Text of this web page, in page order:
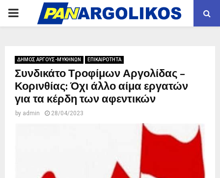
PRIMARY
ΔΗΜΟΣ ΑΡΓΟΥΣ-ΜΥΚΗΝΩΝ ΕΠΙΚΑΙΡΟΤΗΤΑ
Συνδικάτο Τροφίμων Αργολίδας –
Κορινθίας: Όχι άλλο αίμα εργατών
για τα κέρδη των αφεντικών
by admin 28/04/2023